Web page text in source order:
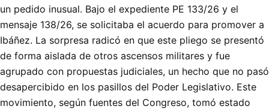
un pedido inusual. Bajo el expediente PE 133/26 y el
mensaje 138/26, se solicitaba el acuerdo para promover a
Ibáñez. La sorpresa radicó en que este pliego se presentó
de forma aislada de otros ascensos militares y fue
agrupado con propuestas judiciales, un hecho que no pasó
desapercibido en los pasillos del Poder Legislativo. Este
movimiento, según fuentes del Congreso, tomó estado